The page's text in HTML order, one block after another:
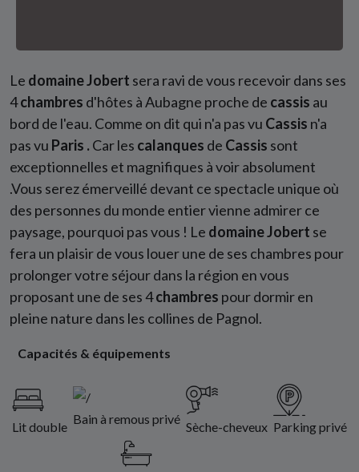
Le domaine Jobert sera ravi de vous recevoir dans ses
4chambres d'hôtes à Aubagne proche de cassis au
bord de l'eau. Comme on dit qui n'a pas vu Cassis n'a
pas vu Paris .Car les calanques de Cassis sont
exceptionnelles et magnifiques à voir absolument
.Vous serez émerveillé devant ce spectacle unique où
des personnes du monde entier vienne admirer ce
paysage, pourquoi pas vous ! Le domaine Jobert se
fera un plaisir de vous louer une de ses chambres pour
prolonger votre séjour dans la région en vous
proposant une de ses 4chambres pour dormir en
pleine nature dans les collines de Pagnol.
Capacités & équipements
Lit double
Bain à remous privé
Sèche-cheveux Parking privé